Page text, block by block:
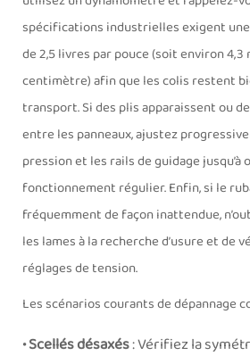
spécifications industrielles exigent
de 2,5 livres par pouce (soit environ
centimètre) afin que les colis restent
transport. Si des plis apparaissent ou
entre les panneaux, ajustez
pression et les rails de guidage jusqu’à
fonctionnement régulier. Enfin, si le
fréquemment de façon inattendue,
les lames à la recherche d’usure et de
réglages de tension.
Les scénarios courants de dépannage
• Scellés désaxés: Vérifiez la